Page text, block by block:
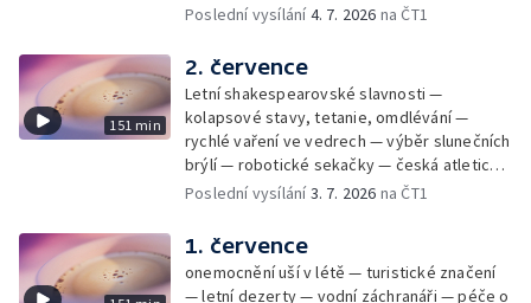
Samko
Poslední vysílání4. 7. 2026 na ČT1
151 min
2. července
Letní shakespearovské slavnosti —
kolapsové stavy, tetanie, omdlévání —
rychlé vaření ve vedrech — výběr slunečních
brýlí — robotické sekačky — česká atletická
rekordmanka — psí seriál: výmarský
Poslední vysílání3. 7. 2026 na ČT1
1. července
onemocnění uší v létě — turistické značení
— letní dezerty — vodní záchranáři — péče o